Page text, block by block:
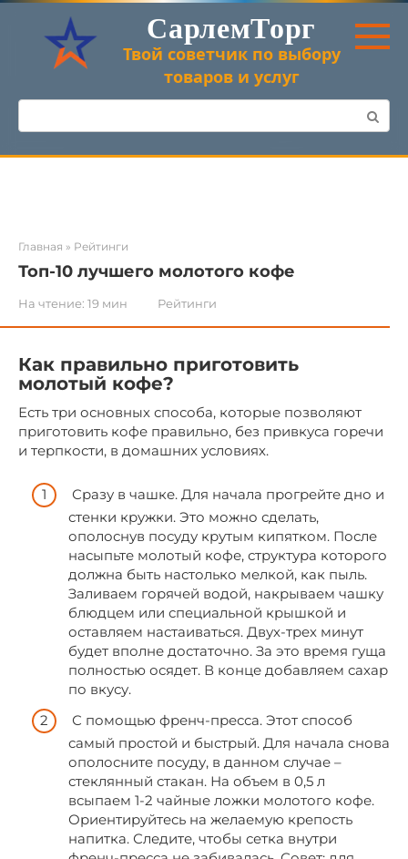
Перейти
контенту
СарлемТорг
Твой советчик по выбору
товаров и услуг
Поиск:
Главная » Рейтинги
Топ-10 лучшего молотого кофе
На чтение: 19 мин Рейтинги
Как правильно приготовить
молотый кофе?
Есть три основных способа, которые позволяют
приготовить кофе правильно, без привкуса горечи
и терпкости, в домашних условиях.
Сразу в чашке. Для начала прогрейте дно и
стенки кружки. Это можно сделать,
ополоснув посуду крутым кипятком. После
насыпьте молотый кофе, структура которого
должна быть настолько мелкой, как пыль.
Заливаем горячей водой, накрываем чашку
блюдцем или специальной крышкой и
оставляем настаиваться. Двух-трех минут
будет вполне достаточно. За это время гуща
полностью осядет. В конце добавляем сахар
по вкусу.
С помощью френч-пресса. Этот способ
самый простой и быстрый. Для начала снова
ополосните посуду, в данном случае –
стеклянный стакан. На объем в 0,5 л
всыпаем 1-2 чайные ложки молотого кофе.
Ориентируйтесь на желаемую крепость
напитка. Следите, чтобы сетка внутри